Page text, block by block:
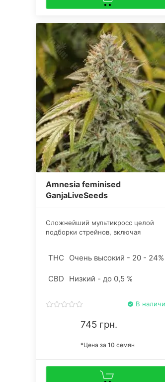
Amnesia feminised
GanjaLiveSeeds
Сложнейший мультикросс целой
подборки стрейнов, включая
уникального гибрида.
THC Очень высокий - 20 - 24%
CBD Низкий - до 0,5 %
В
745 грн.
*Цена за 10 семян